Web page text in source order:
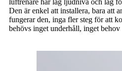
Den är enkel att installera, bara att
fungerar den, inga fler steg för att
behövs inget underhåll, inget